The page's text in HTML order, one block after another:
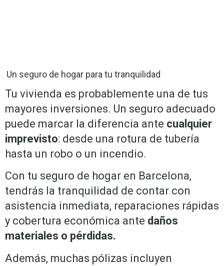
Un seguro de hogar para tu tranquilidad
Tu vivienda es probablemente una de tus
mayores inversiones. Un seguro adecuado
puede marcar la diferencia ante cualquier
imprevisto: desde una rotura de tubería
hasta un robo o un incendio.
Con tu seguro de hogar en Barcelona,
tendrás la tranquilidad de contar con
asistencia inmediata, reparaciones rápidas
y cobertura económica ante daños
materiales o pérdidas.
Además, muchas pólizas incluyen